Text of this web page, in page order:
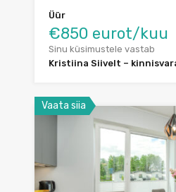
Üür
€850 eurot/kuu
Sinu küsimustele vastab
Kristiina Siivelt –
Vaata siia